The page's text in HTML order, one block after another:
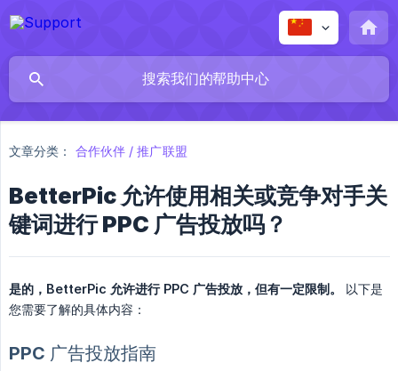
文章分类： 合作伙伴 / 推广联盟
BetterPic 允许使用相关或竞争对手关
键词进行 PPC 广告投放吗？
是的，BetterPic 允许进行 PPC 广告投放，但有一定限制。
以下是
您需要了解的具体内容：
PPC 广告投放指南